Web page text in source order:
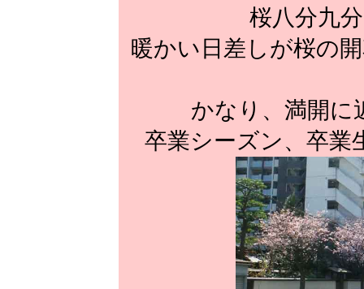
桜八分九
暖かい日差しが桜の
かなり、満開に
卒業シーズン、卒業